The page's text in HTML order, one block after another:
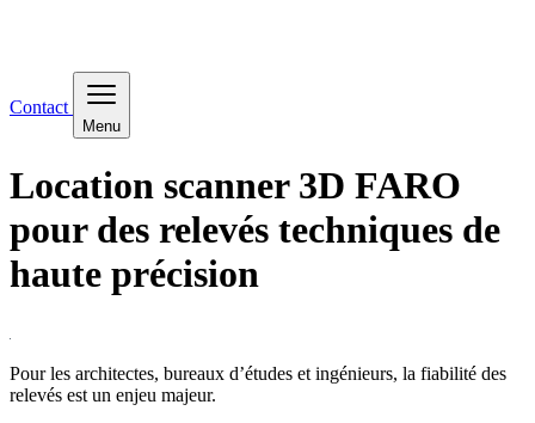
Contact
Menu
Location scanner 3D FARO
pour des relevés techniques de
haute précision
Pour les architectes, bureaux d’études et ingénieurs, la fiabilité des
relevés est un enjeu majeur.